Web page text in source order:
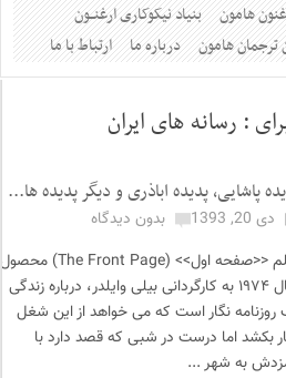
هامون
بنیاد نیکوکاری ارغنــون
ترجمان هامون درباره ما ارتباط با ما
: رسانه های ایران
پاشایی، پدیده اباذری و دیگر پدیده ها...
دی 20, 1393
بدون دیدگاه
فیلم <<صفحه اول>> (The Front Page) محصول
سال ۱۹۷۴ به کارگردانی بیلی وایلدر، درباره زندگی
روزنامه نگار است که می خواهد از این شغل
بکشد اما درست در شبی که قصد دارد با
به شهر ...